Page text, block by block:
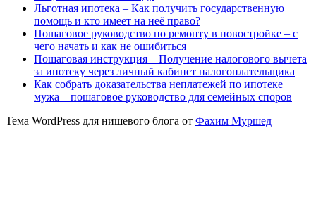
Льготная ипотека – Как получить государственную
помощь и кто имеет на неё право?
Пошаговое руководство по ремонту в новостройке – с
чего начать и как не ошибиться
Пошаговая инструкция – Получение налогового вычета
за ипотеку через личный кабинет налогоплательщика
Как собрать доказательства неплатежей по ипотеке
мужа – пошаговое руководство для семейных споров
Тема WordPress для нишевого блога от Фахим Муршед